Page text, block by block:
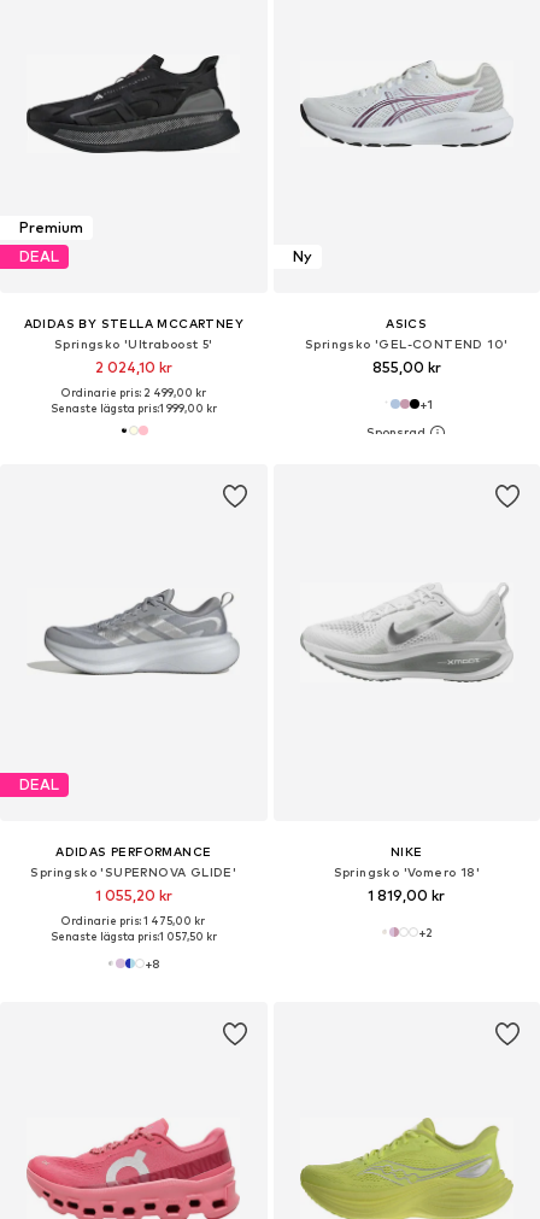
Premium
DEAL
ADIDAS BY STELLA MCCARTNEY
Springsko 'Ultraboost 5'
2 024,10 kr
Ordinarie pris: 2 499,00 kr
Senaste lägsta pris:1 999,00 kr
Ny
ASICS
Springsko 'GEL-CONTEND 10'
855,00 kr
+1
DEAL
ADIDAS PERFORMANCE
Springsko 'SUPERNOVA GLIDE'
1 055,20 kr
Ordinarie pris: 1 475,00 kr
Senaste lägsta pris:1 057,50 kr
+8
NIKE
Springsko 'Vomero 18'
1 819,00 kr
+2